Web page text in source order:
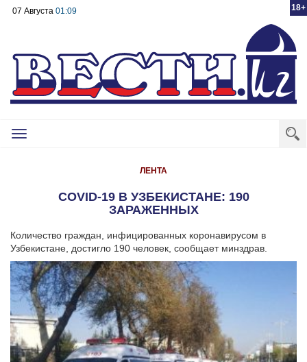
18+
07 Августа 01:09
Toggle
ЛЕНТА
COVID-19 В УЗБЕКИСТАНЕ: 190
ЗАРАЖЕННЫХ
Количество граждан, инфицированных коронавирусом в
Узбекистане, достигло 190 человек, сообщает минздрав.